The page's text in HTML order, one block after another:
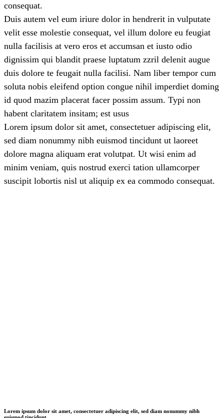
consequat.
Duis autem vel eum iriure dolor in hendrerit in vulputate
velit esse molestie consequat, vel illum dolore eu feugiat
nulla facilisis at vero eros et accumsan et iusto odio
dignissim qui blandit praese luptatum zzril delenit augue
duis dolore te feugait nulla facilisi. Nam liber tempor cum
soluta nobis eleifend option congue nihil imperdiet doming
id quod mazim placerat facer possim assum. Typi non
habent claritatem insitam; est usus
Lorem ipsum dolor sit amet, consectetuer adipiscing elit,
sed diam nonummy nibh euismod tincidunt ut laoreet
dolore magna aliquam erat volutpat. Ut wisi enim ad
minim veniam, quis nostrud exerci tation ullamcorper
suscipit lobortis nisl ut aliquip ex ea commodo consequat.
Lorem ipsum dolor sit amet, consectetuer adipiscing elit, sed diam nonummy nibh